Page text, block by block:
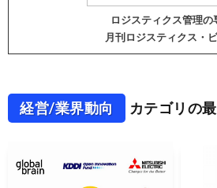
ロジスティクス管理の
月刊ロジスティクス・
経営/業界動向 カテゴリの